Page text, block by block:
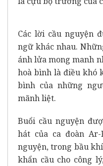
Các lời cầu nguyện
ngữ khác nhau.
ánh lửa mong manh
hoà bình là điều khó
bình của những
mãnh liệt.
Buổi cầu nguyện
hát của ca đoàn
nguyện, trong bầu
khẩn cầu cho công